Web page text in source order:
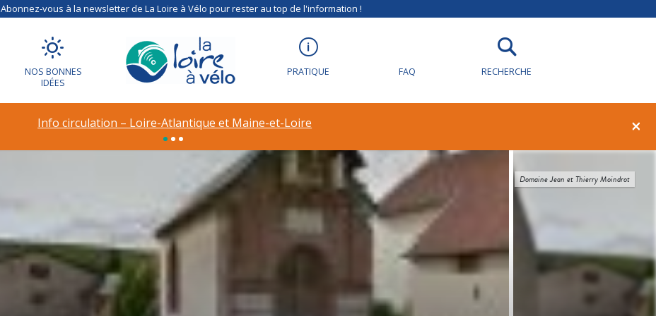
Abonnez-vous à la newsletter de La Loire à Vélo pour rester au top de l'information !
NOS BONNES
IDÉES
PRATIQUE FAQ RECHERCHE
×
Info circulation – Loire-Atlantique et Maine-et-Loire
Domaine Jean et Thierry Moindrot